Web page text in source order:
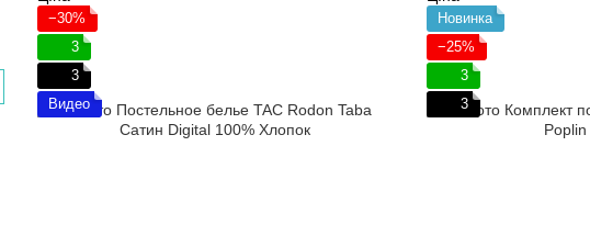
−30%
3
3
Видео
Новинка
−25%
3
3